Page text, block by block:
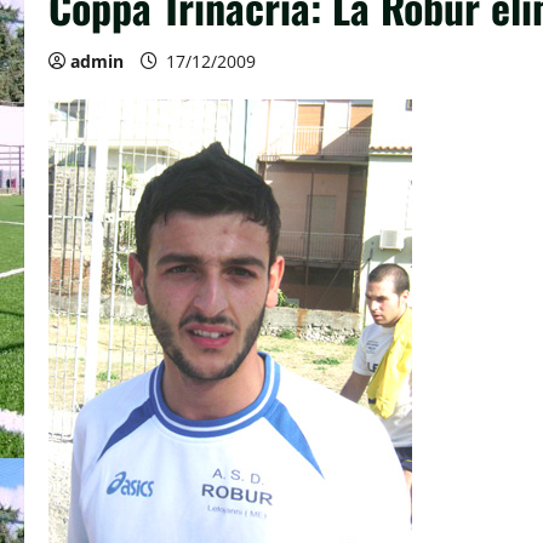
admin 17/12/2009